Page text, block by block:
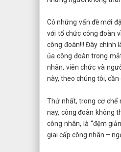
Có những vấn đề mới
với tổ chức công đoàn
công đoàn!!! Đây chính
ủa công đoàn trong
nhân, viên chức và
này, theo chúng tôi, cần
Thứ nhất, trong cơ chế
nay, công đoàn không
công nhân, là “đệm
giai cấp công nhân –